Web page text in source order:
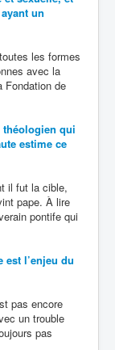
un
les formes
avec la
Fondation de
théologien qui
estime ce
il fut la cible,
pape. À lire
pontife qui
est l’enjeu du
pas encore
un trouble
pas